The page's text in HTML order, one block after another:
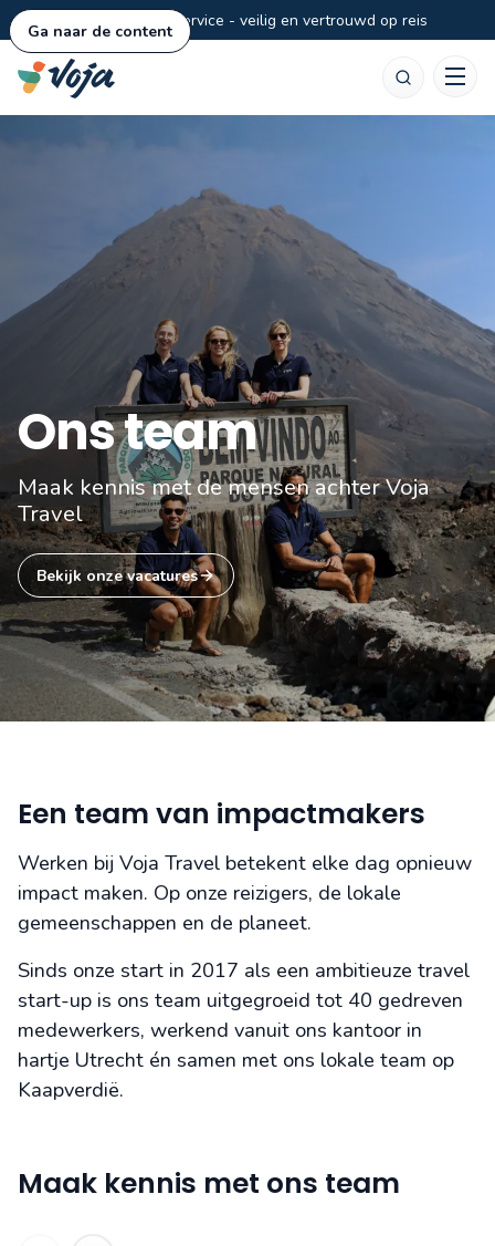
Ga naar de content
Persoonlijke service - veilig en vertrouwd op reis
Ons team
Maak kennis met de mensen achter Voja
Travel
Bekijk onze vacatures
Een team van impactmakers
Werken bij Voja Travel betekent elke dag opnieuw
impact maken. Op onze reizigers, de lokale
gemeenschappen en de planeet.
Sinds onze start in 2017 als een ambitieuze travel
start-up is ons team uitgegroeid tot 40 gedreven
medewerkers, werkend vanuit ons kantoor in
hartje Utrecht én samen met ons lokale team op
Kaapverdië.
Maak kennis met ons team
Joshua
Founder & CEO Travel designer
Zoeken